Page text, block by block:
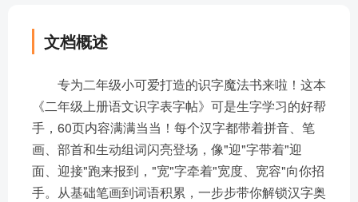
文档概述
专为二年级小可爱打造的识字魔法书来啦！这本
《二年级上册语文识字表字帖》可是生字学习的好帮
手，60页内容满满当当！每个汉字都带着拼音、笔
画、部首和生动组词闪亮登场，像"迎"字带着"迎
面、迎接"跑来报到，"宽"字牵着"宽度、宽容"向你招
手。从基础笔画到词语积累，一步步带你解锁汉字奥